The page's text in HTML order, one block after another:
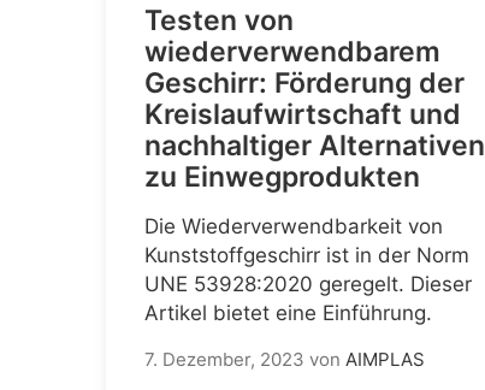
Testen von
wiederverwendbarem
Geschirr: Förderung der
Kreislaufwirtschaft und
nachhaltiger Alternativen
zu Einwegprodukten
Die Wiederverwendbarkeit von
Kunststoffgeschirr ist in der Norm
UNE 53928:2020 geregelt. Dieser
Artikel bietet eine Einführung.
7. Dezember, 2023 von AIMPLAS